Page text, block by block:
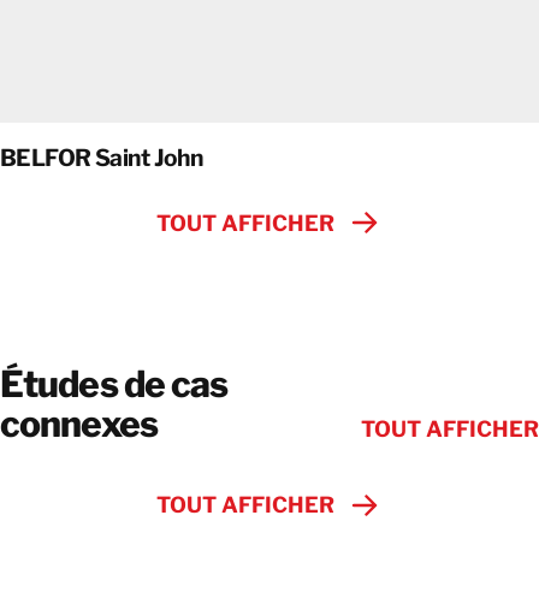
BELFOR Saint John
TOUT AFFICHER
Études de cas
connexes
TOUT AFFICHER
TOUT AFFICHER